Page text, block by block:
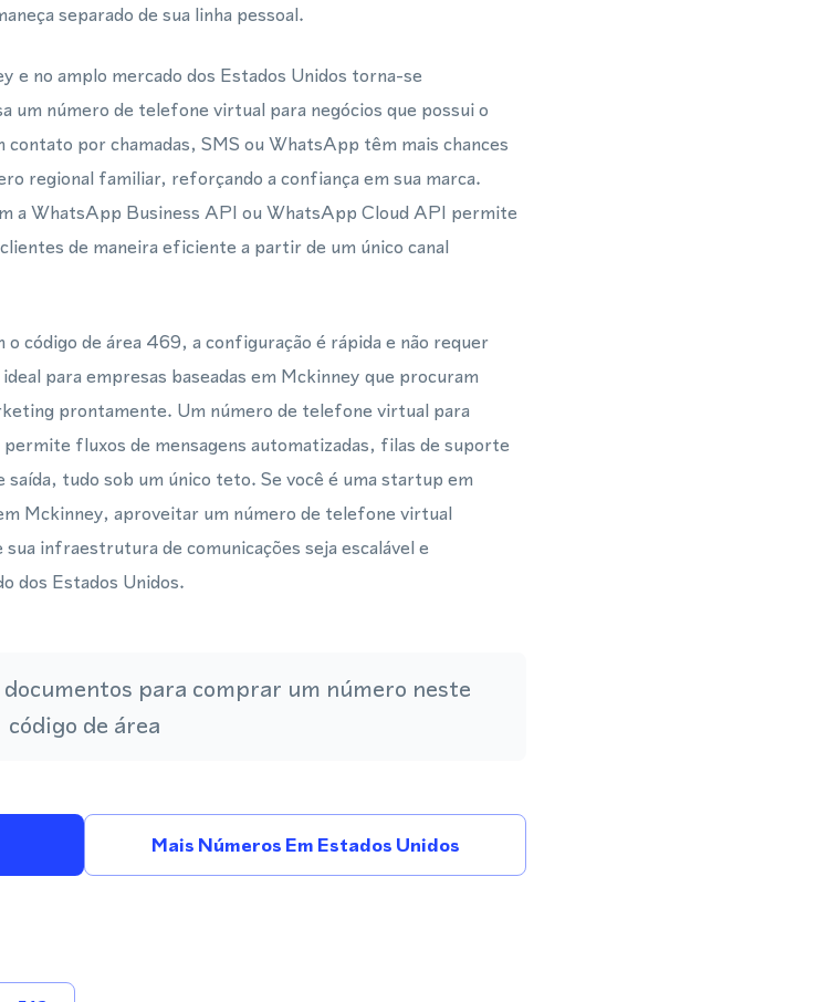
separado de sua linha pessoal.
e no amplo mercado dos Estados Unidos torna-se
um número de telefone virtual para negócios que possui o
por chamadas, SMS ou WhatsApp têm mais chances
regional familiar, reforçando a confiança em sua marca.
a WhatsApp Business API ou WhatsApp Cloud API permite
de maneira eficiente a partir de um único canal
código de área 469, a configuração é rápida e não requer
para empresas baseadas em Mckinney que procuram
prontamente. Um número de telefone virtual para
fluxos de mensagens automatizadas, filas de suporte
saída, tudo sob um único teto. Se você é uma startup em
Mckinney, aproveitar um número de telefone virtual
infraestrutura de comunicações seja escalável e
dos Estados Unidos.
para comprar um número neste
código de área
Mais Números Em Estados Unidos